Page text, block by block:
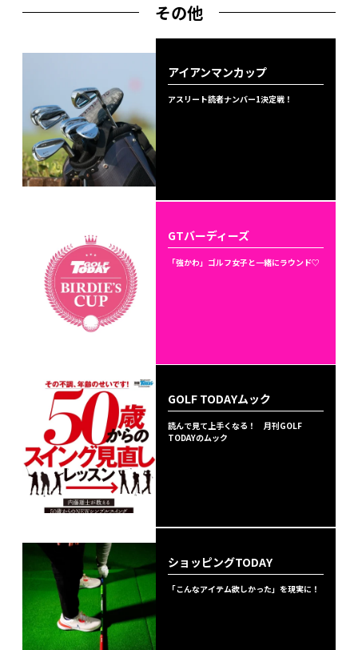
その他
アイアンマンカップ
アスリート読者ナンバー1決定戦！
GTバーディーズ
「強かわ」ゴルフ女子と一緒にラウンド♡
GOLF TODAYムック
読んで見て上手くなる！ 月刊GOLF
TODAYのムック
ショッピングTODAY
「こんなアイテム欲しかった」を現実に！